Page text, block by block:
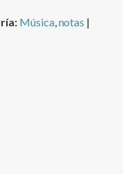
Música, notas |